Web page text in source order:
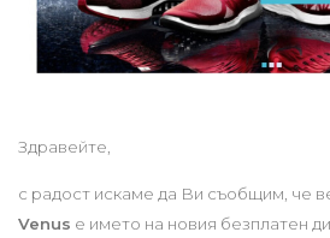
Здравейте,
с радост искаме да Ви съобщим, че
Venus е името на новия безплатен